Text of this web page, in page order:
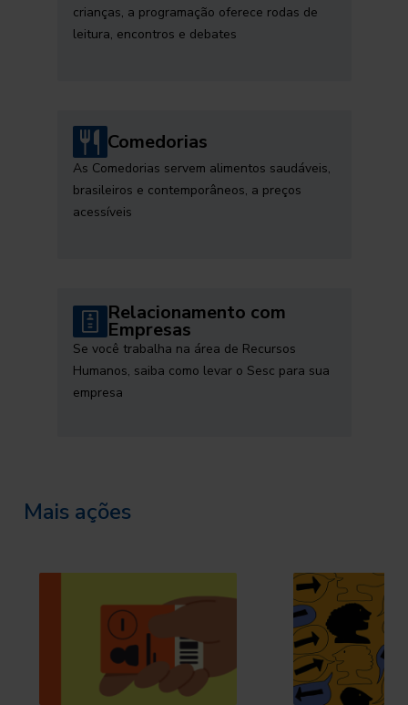
crianças, a programação oferece rodas de
leitura, encontros e debates
Comedorias
As Comedorias servem alimentos saudáveis,
brasileiros e contemporâneos, a preços
acessíveis
Relacionamento com
Empresas
Se você trabalha na área de Recursos
Humanos, saiba como levar o Sesc para sua
empresa
Mais ações